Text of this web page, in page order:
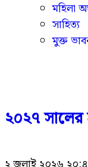
মহিলা
সাহিত্য
মুক্ত
২০২৭ সালের